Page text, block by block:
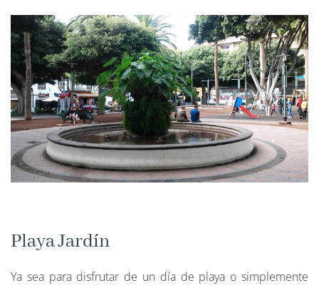
Playa Jardín
Ya sea para disfrutar de un día de playa o simplemente